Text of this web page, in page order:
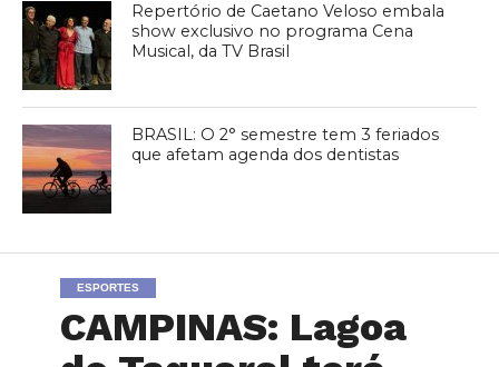
Repertório de Caetano Veloso embala
show exclusivo no programa Cena
Musical, da TV Brasil
BRASIL: O 2° semestre tem 3 feriados
que afetam agenda dos dentistas
ESPORTES
CAMPINAS: Lagoa